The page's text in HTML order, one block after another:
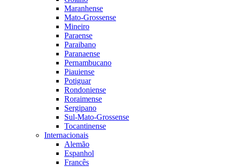
Maranhense
Mato-Grossense
Mineiro
Paraense
Paraibano
Paranaense
Pernambucano
Piauiense
Potiguar
Rondoniense
Roraimense
Sergipano
Sul-Mato-Grossense
Tocantinense
Internacionais
Alemão
Espanhol
Francês